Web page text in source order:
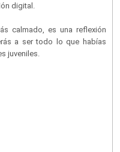
digital.
calmado, es una reflexión
a ser todo lo que habías
juveniles.